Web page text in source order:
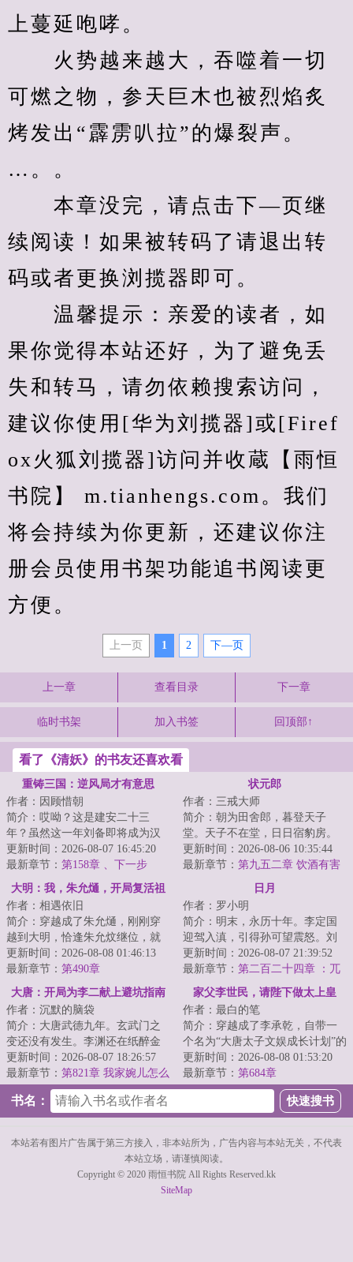
上蔓延咆哮。
火势越来越大，吞噬着一切
可燃之物，参天巨木也被烈焰炙
烤发出“霹雳叭拉”的爆裂声。
…。。
本章没完，请点击下—页继
续阅读！如果被转码了请退出转
码或者更换浏揽器即可。
温馨提示：亲爱的读者，如
果你觉得本站还好，为了避免丢
失和转马，请勿依赖搜索访问，
建议你使用[华为刘揽器]或[Firef
ox火狐刘揽器]访问并收蔵【雨恒
书院】 m.tianhengs.com。我们
将会持续为你更新，还建议你注
册会员使用书架功能追书阅读更
方便。
上一页 1 2 下—页
上一章 查看目录 下一章
临时书架 加入书签 回顶部↑
看了《清妖》的书友还喜欢看
重铸三国：逆风局才有意思
作者：因顾惜朝
简介：哎呦？这是建安二十三
年？虽然这一年刘备即将成为汉
中王，走上人生巅峰，但是下一
幕就是盛极而衰：...
更新时间：2026-08-07 16:45:20
最新章节： 第158章 、下一步
状元郎
作者：三戒大师
简介：朝为田舍郎，暮登天子
堂。天子不在堂，日日宿豹房。
~~~~~~唐寅：义父拯救了我。王
守仁：要不是他救...
更新时间：2026-08-06 10:35:44
最新章节： 第九五二章 饮酒有害
大明：我，朱允熥，开局复活祖
作者：相遇依旧
简介：穿越成了朱允熥，刚刚穿
越到大明，恰逢朱允炆继位，就
要拿自己开刀，三日后问斩；本
想做一个逍遥王...
更新时间：2026-08-08 01:46:13
最新章节： 第490章
日月
作者：罗小明
简介：明末，永历十年。李定国
迎驾入滇，引得孙可望震怒。刘
文秀起兵响应，朝廷播迁昆明。
三王内讧之期近...
更新时间：2026-08-07 21:39:52
最新章节： 第二百二十四章 ：兀
儿特
大唐：开局为李二献上避坑指南
作者：沉默的脑袋
简介：大唐武德九年。玄武门之
变还没有发生。李渊还在纸醉金
迷。李建成和李元吉正密谋除掉
最大的威胁。长...
更新时间：2026-08-07 18:26:57
最新章节： 第821章 我家婉儿怎么
会看上卫王呢？
家父李世民，请陛下做太上皇
作者：最白的笔
简介：穿越成了李承乾，自带一
个名为“大唐太子文娱成长计划”的
战略型模拟器，可以按照所处的
环境进行模...
更新时间：2026-08-08 01:53:20
最新章节： 第684章
书名：
本站若有图片广告属于第三方接入，非本站所为，广告内容与本站无关，不代表
本站立场，请谨慎阅读。
Copyright © 2020 雨恒书院 All Rights Reserved.kk
SiteMap